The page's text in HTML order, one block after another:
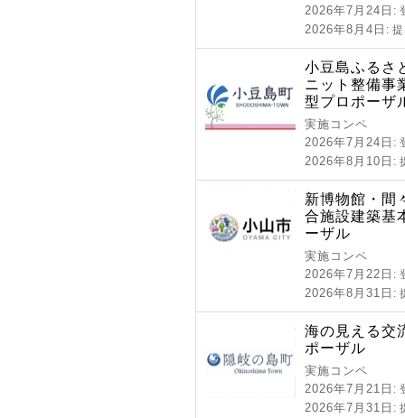
2026年7月24日 :
2026年8月4日 :
小豆島ふるさ
ニット整備事
型プロポーザ
実施コンペ
2026年7月24日 :
2026年8月10日 :
新博物館・間
合施設建築基
ーザル
実施コンペ
2026年7月22日 :
2026年8月31日 :
海の見える交
ポーザル
実施コンペ
2026年7月21日 :
2026年7月31日 :